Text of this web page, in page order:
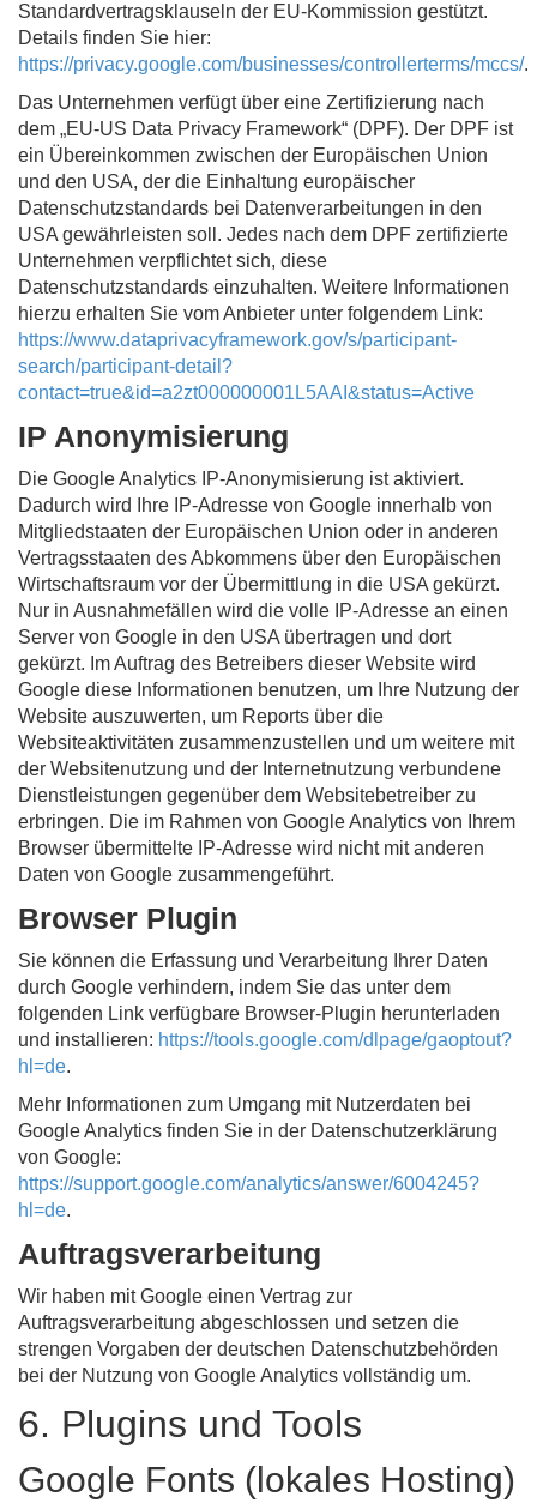
Standardvertragsklauseln der EU-Kommission gestützt.
Details finden Sie hier:
https://privacy.google.com/businesses/controllerterms/mccs/.
Das Unternehmen verfügt über eine Zertifizierung nach
dem „EU-US Data Privacy Framework“ (DPF). Der DPF ist
ein Übereinkommen zwischen der Europäischen Union
und den USA, der die Einhaltung europäischer
Datenschutzstandards bei Datenverarbeitungen in den
USA gewährleisten soll. Jedes nach dem DPF zertifizierte
Unternehmen verpflichtet sich, diese
Datenschutzstandards einzuhalten. Weitere Informationen
hierzu erhalten Sie vom Anbieter unter folgendem Link:
https://www.dataprivacyframework.gov/s/participant-
search/participant-detail?
contact=true&id=a2zt000000001L5AAI&status=Active
IP Anonymisierung
Die Google Analytics IP-Anonymisierung ist aktiviert.
Dadurch wird Ihre IP-Adresse von Google innerhalb von
Mitgliedstaaten der Europäischen Union oder in anderen
Vertragsstaaten des Abkommens über den Europäischen
Wirtschaftsraum vor der Übermittlung in die USA gekürzt.
Nur in Ausnahmefällen wird die volle IP-Adresse an einen
Server von Google in den USA übertragen und dort
gekürzt. Im Auftrag des Betreibers dieser Website wird
Google diese Informationen benutzen, um Ihre Nutzung der
Website auszuwerten, um Reports über die
Websiteaktivitäten zusammenzustellen und um weitere mit
der Websitenutzung und der Internetnutzung verbundene
Dienstleistungen gegenüber dem Websitebetreiber zu
erbringen. Die im Rahmen von Google Analytics von Ihrem
Browser übermittelte IP-Adresse wird nicht mit anderen
Daten von Google zusammengeführt.
Browser Plugin
Sie können die Erfassung und Verarbeitung Ihrer Daten
durch Google verhindern, indem Sie das unter dem
folgenden Link verfügbare Browser-Plugin herunterladen
und installieren: https://tools.google.com/dlpage/gaoptout?
hl=de.
Mehr Informationen zum Umgang mit Nutzerdaten bei
Google Analytics finden Sie in der Datenschutzerklärung
von Google:
https://support.google.com/analytics/answer/6004245?
hl=de.
Auftragsverarbeitung
Wir haben mit Google einen Vertrag zur
Auftragsverarbeitung abgeschlossen und setzen die
strengen Vorgaben der deutschen Datenschutzbehörden
bei der Nutzung von Google Analytics vollständig um.
6. Plugins und Tools
Google Fonts (lokales Hosting)